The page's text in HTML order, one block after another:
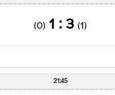
(1)
3 : 1
(0)
21:45